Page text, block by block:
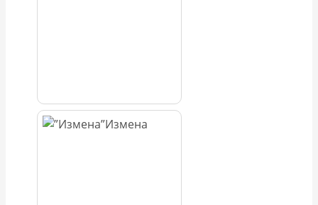
Измена